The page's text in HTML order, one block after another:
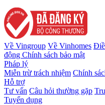
Về Vingroup Về Vinhomes
động Chính sách bảo mật
Pháp lý
Miễn trừ trách nhiệm Chính
Hỗ trợ
Tư vấn Câu hỏi thường gặp
Tuyển dụng